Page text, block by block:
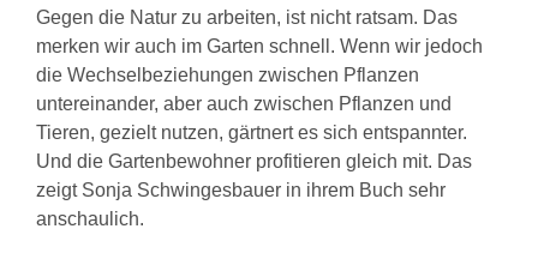
Gegen die Natur zu arbeiten, ist nicht ratsam. Das
merken wir auch im Garten schnell. Wenn wir jedoch
die Wechselbeziehungen zwischen Pflanzen
untereinander, aber auch zwischen Pflanzen und
Tieren, gezielt nutzen, gärtnert es sich entspannter.
Und die Gartenbewohner profitieren gleich mit. Das
zeigt Sonja Schwingesbauer in ihrem Buch sehr
anschaulich.